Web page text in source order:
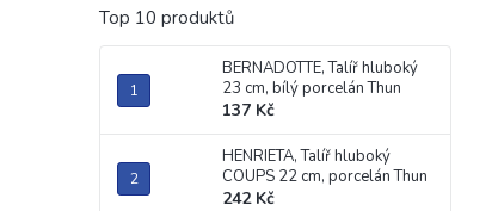
Top 10 produktů
BERNADOTTE, Talíř hluboký
23 cm, bílý porcelán Thun
137 Kč
HENRIETA, Talíř hluboký
COUPS 22 cm, porcelán Thun
242 Kč